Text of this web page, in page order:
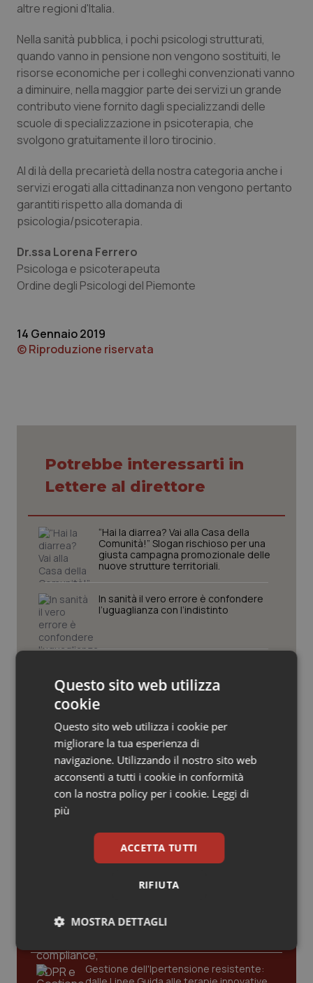
Basilicata
Calabria
Campania
Emilia-Romagna
Friuli Venezia Giulia
Lazio
Lombardia
Molise
Provincia Autonoma di Trento
Puglia
Sardegna
Sicilia
Toscana
Umbria
Veneto
Artrite & artrosi
Asma & BPCO
Car-T
Colesterolo & coronaropatie
Dermatite Atopica
Diabete & glucometri
Dolore
Epatiti
Ipertensione & Scompenso
Malattie rare
Malattia di Crohn & Rettocolite Ulcerosa
Neuroscienze & patologie neurodegenerative
Obesità
Oftalmologia
Oncoematologia
Oncologia & Nutrizione
Psoriasi & pelle
Quotidiano Cardiologia
Quotidiano Chirurgia
Quotidiano Oncologia
Quotidiano Pediatria
Rene & patologie urogenitali
QS Club Newsletter
altre regioni d'Italia.
Nella sanità pubblica, i pochi psicologi strutturati,
quando vanno in pensione non vengono sostituiti, le
risorse economiche per i colleghi convenzionati vanno
a diminuire, nella maggior parte dei servizi un grande
contributo viene fornito dagli specializzandi delle
scuole di specializzazione in psicoterapia, che
svolgono gratuitamente il loro tirocinio.
Al di là della precarietà della nostra categoria anche i
servizi erogati alla cittadinanza non vengono pertanto
garantiti rispetto alla domanda di
psicologia/psicoterapia.
Dr.ssa Lorena Ferrero
Psicologa e psicoterapeuta
Ordine degli Psicologi del Piemonte
14 Gennaio 2019
© Riproduzione riservata
Potrebbe interessarti in
Lettere al direttore
“Hai la diarrea? Vai alla Casa della
Comunità!” Slogan rischioso per una
giusta campagna promozionale delle
nuove strutture territoriali.
In sanità il vero errore è confondere
l’uguaglianza con l’indistinto
perché il middle management
infermieristico è il vero motore della
sanità moderna
Il contratto della sanità e i frutti
avvelenati del neocorporativismo
Ultime analisi e review da QS Pro
Gestione dell'Ipertensione resistente:
Questo sito web utilizza
cookie
Questo sito web utilizza i cookie per
migliorare la tua esperienza di
navigazione. Utilizzando il nostro sito web
acconsenti a tutti i cookie in conformità
con la nostra policy per i cookie. Leggi di
più
ACCETTA TUTTI
RIFIUTA
MOSTRA DETTAGLI
Necessari Statistici Marketing